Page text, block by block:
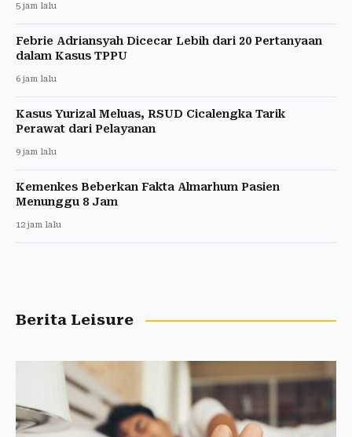
5 jam lalu
Febrie Adriansyah Dicecar Lebih dari 20 Pertanyaan
dalam Kasus TPPU
6 jam lalu
Kasus Yurizal Meluas, RSUD Cicalengka Tarik
Perawat dari Pelayanan
9 jam lalu
Kemenkes Beberkan Fakta Almarhum Pasien
Menunggu 8 Jam
12 jam lalu
Berita Leisure